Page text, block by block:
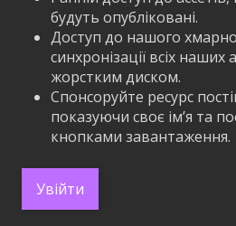
будуть опубліковані.
Доступ до нашого
синхронізації всіх наших
жорстким диском.
Спонсоруйте ресурс
показуючи своє ім’я та
кнопками завантаження.
Увійти